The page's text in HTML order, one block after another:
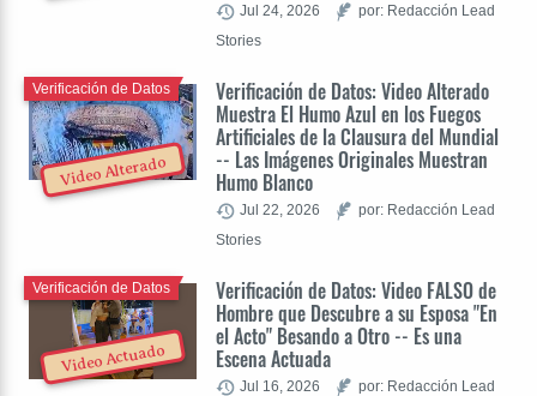
Jul 24, 2026
por: Redacción Lead
Stories
Video Alterado
Verificación de Datos: Video Alterado
Muestra El Humo Azul en los Fuegos
Artificiales de la Clausura del Mundial
-- Las Imágenes Originales Muestran
Humo Blanco
Verificación de Datos
Jul 22, 2026
por: Redacción Lead
Stories
Video Actuado
Verificación de Datos: Video FALSO de
Hombre que Descubre a su Esposa "En
el Acto" Besando a Otro -- Es una
Escena Actuada
Verificación de Datos
Jul 16, 2026
por: Redacción Lead